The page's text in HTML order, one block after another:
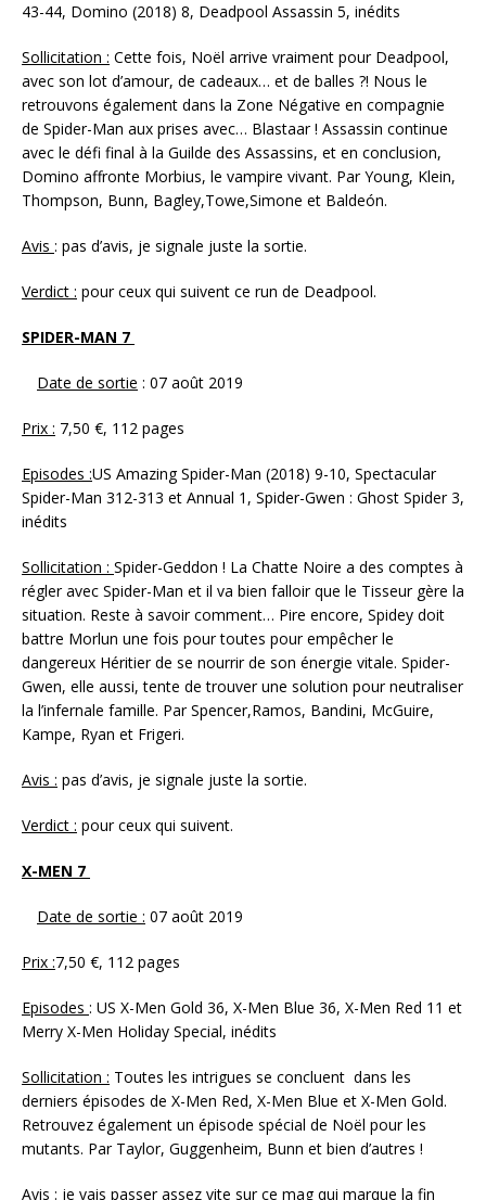
43-44, Domino (2018) 8, Deadpool Assassin 5, inédits
Sollicitation : Cette fois, Noël arrive vraiment pour Deadpool,
avec son lot d’amour, de cadeaux… et de balles ?! Nous le
retrouvons également dans la Zone Négative en compagnie
de Spider-Man aux prises avec… Blastaar ! Assassin continue
avec le défi final à la Guilde des Assassins, et en conclusion,
Domino affronte Morbius, le vampire vivant. Par Young, Klein,
Thompson, Bunn, Bagley,Towe,Simone et Baldeón.
Avis : pas d’avis, je signale juste la sortie.
Verdict : pour ceux qui suivent ce run de Deadpool.
SPIDER-MAN 7
Date de sortie : 07 août 2019
Prix : 7,50 €, 112 pages
Episodes :US Amazing Spider-Man (2018) 9-10, Spectacular
Spider-Man 312-313 et Annual 1, Spider-Gwen : Ghost Spider 3,
inédits
Sollicitation : Spider-Geddon ! La Chatte Noire a des comptes à
régler avec Spider-Man et il va bien falloir que le Tisseur gère la
situation. Reste à savoir comment… Pire encore, Spidey doit
battre Morlun une fois pour toutes pour empêcher le
dangereux Héritier de se nourrir de son énergie vitale. Spider-
Gwen, elle aussi, tente de trouver une solution pour neutraliser
la l’infernale famille. Par Spencer,Ramos, Bandini, McGuire,
Kampe, Ryan et Frigeri.
Avis : pas d’avis, je signale juste la sortie.
Verdict : pour ceux qui suivent.
X-MEN 7
Date de sortie : 07 août 2019
Prix :7,50 €, 112 pages
Episodes : US X-Men Gold 36, X-Men Blue 36, X-Men Red 11 et
Merry X-Men Holiday Special, inédits
Sollicitation : Toutes les intrigues se concluent dans les
derniers épisodes de X-Men Red, X-Men Blue et X-Men Gold.
Retrouvez également un épisode spécial de Noël pour les
mutants. Par Taylor, Guggenheim, Bunn et bien d’autres !
Avis : je vais passer assez vite sur ce mag qui marque la fin